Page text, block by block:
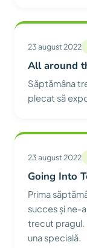
23 august 2022
All around
Săptămâna
plecat să
23 august 2022
Going Into
Prima
succes și ne-
trecut pragul.
una specială.